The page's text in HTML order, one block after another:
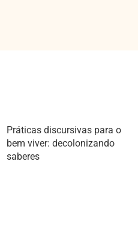
Práticas discursivas para o
bem viver: decolonizando
saberes